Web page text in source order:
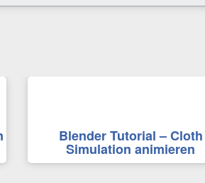
Blender Tutorial – Cloth
Simulation animieren